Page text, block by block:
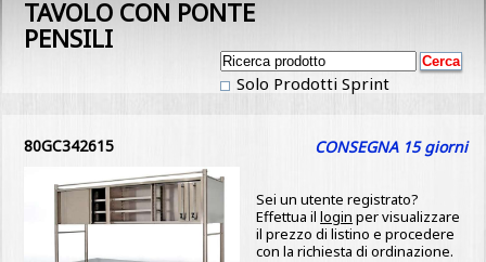
TAVOLO CON PONTE
PENSILI
Solo Prodotti Sprint
80GC342615
Sei un utente registrato?
Effettua illogin per visualizzare
il prezzo di listino e procedere
con la richiesta di ordinazione.
CONSEGNA 15 giorni